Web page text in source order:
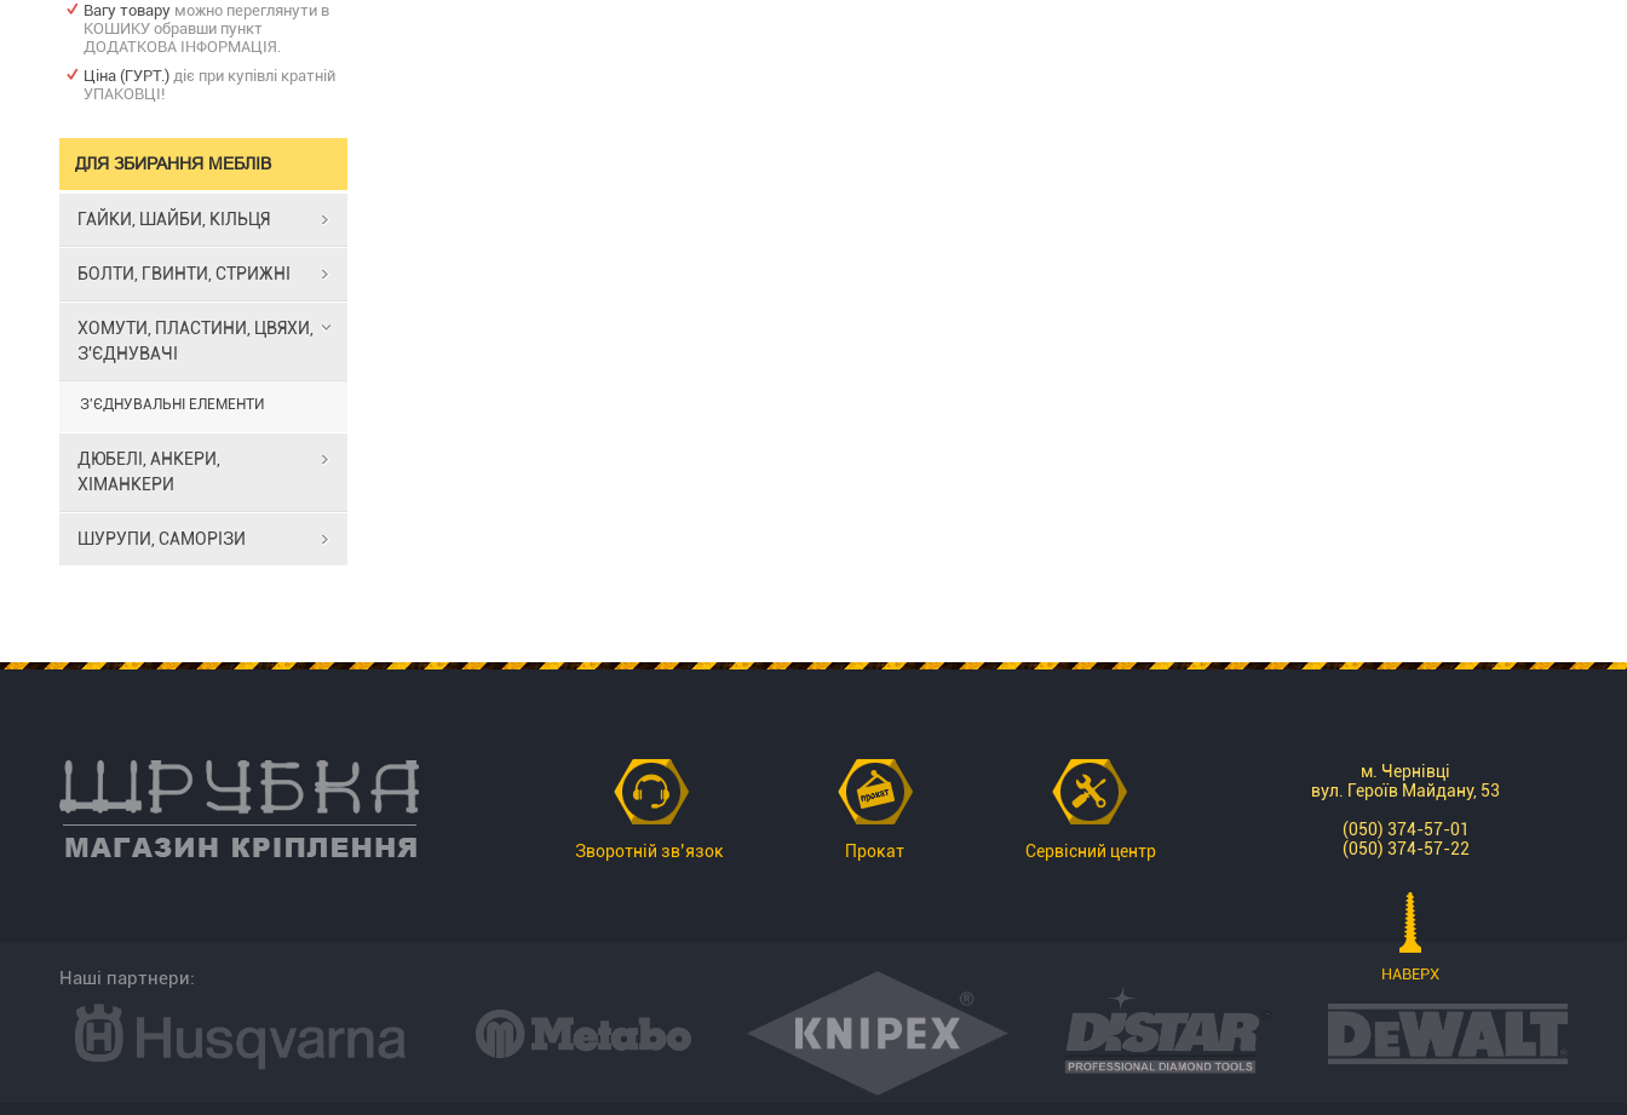
Вагу товару можно переглянути в
КОШИКУ обравши пункт
ДОДАТКОВА ІНФОРМАЦІЯ.
Ціна (ГУРТ.) діє при купівлі кратній
УПАКОВЦІ!
ДЛЯ ЗБИРАННЯ МЕБЛІВ
ГАЙКИ, ШАЙБИ, КІЛЬЦЯ
БОЛТИ, ГВИНТИ, СТРИЖНІ
ХОМУТИ, ПЛАСТИНИ, ЦВЯХИ,
З'ЄДНУВАЧІ
З'ЄДНУВАЛЬНІ ЕЛЕМЕНТИ
ДЮБЕЛІ, АНКЕРИ,
ХІМАНКЕРИ
ШУРУПИ, САМОРІЗИ
Зворотній зв’язок Прокат Сервісний центр
м. Чернівці
вул. Героїв Майдану, 53
(050) 374-57-01
(050) 374-57-22
Наші партнери: НАВЕРХ